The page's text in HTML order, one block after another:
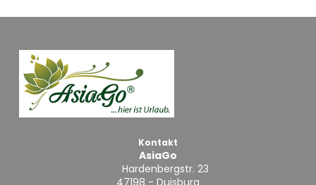
Kontakt
AsiaGo
Hardenbergstr. 23
47198 - Duisburg